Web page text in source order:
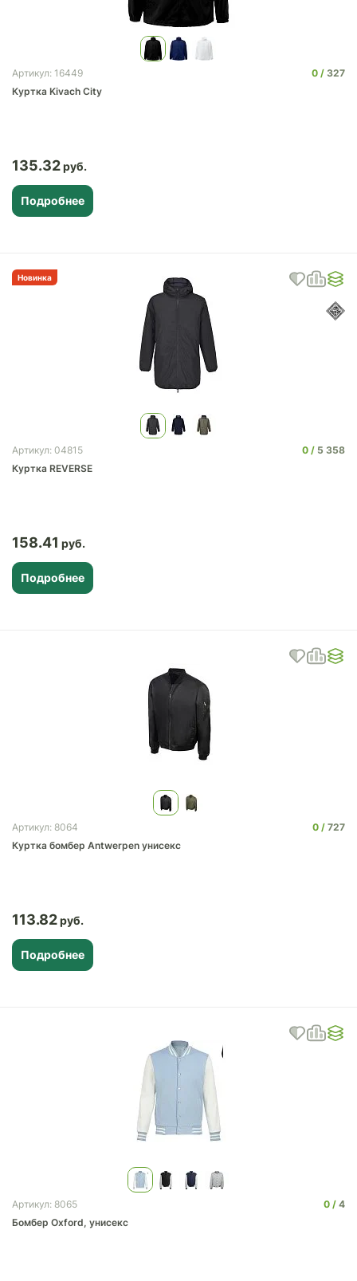
Артикул: 16449 0
327
Куртка Kivach City
135.32
Подробнее
Новинка
Артикул: 04815 0
5 358
Куртка REVERSE
158.41
Подробнее
Артикул: 8064 0
727
Куртка бомбер Antwerpen унисекс
113.82
Подробнее
Артикул: 8065 0
4
Бомбер Oxford, унисекс